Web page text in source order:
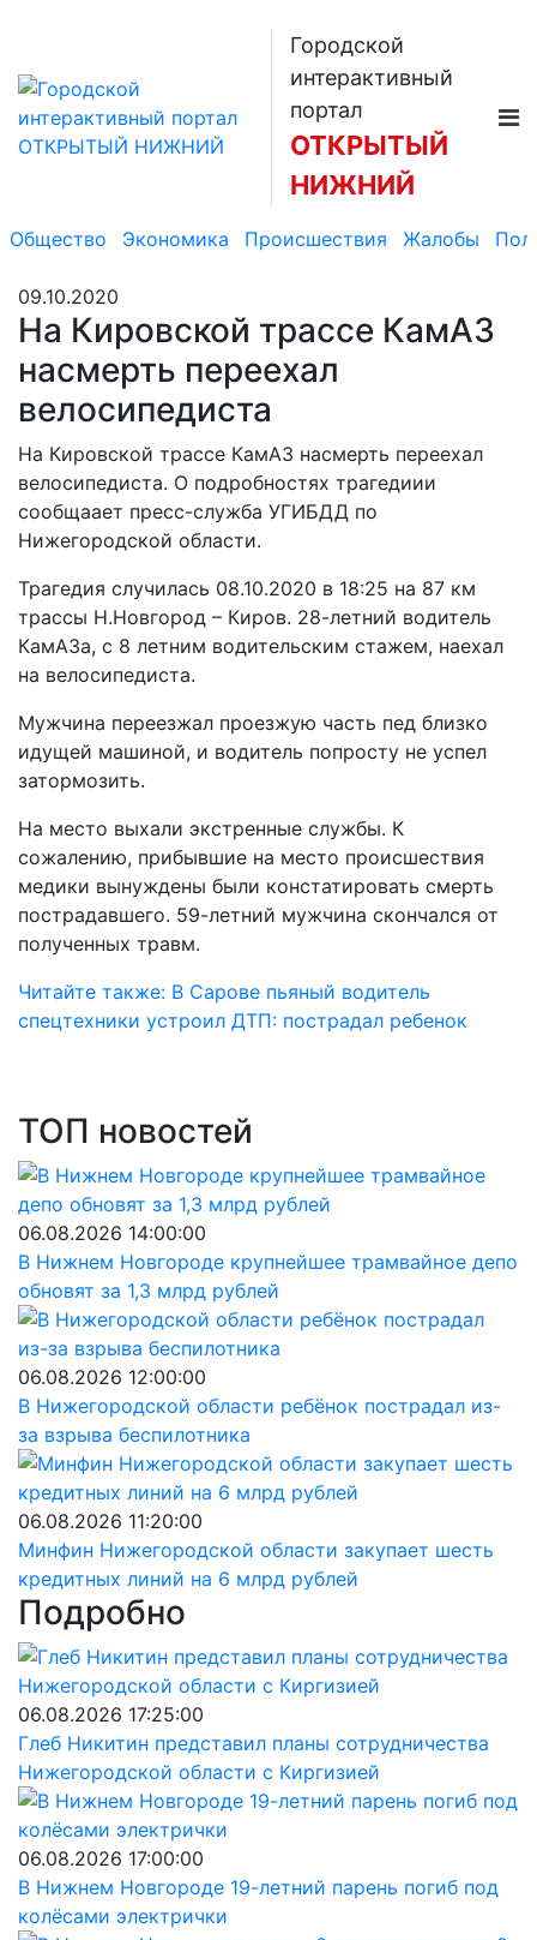
Городской
интерактивный
портал
ОТКРЫТЫЙ
НИЖНИЙ
Общество Экономика Происшествия Жалобы
09.10.2020
На Кировской трассе КамАЗ
насмерть переехал
велосипедиста
На Кировской трассе КамАЗ насмерть переехал
велосипедиста. О подробностях трагедиии
сообщаает пресс-служба УГИБДД по
Нижегородской области.
Трагедия случилась 08.10.2020 в 18:25 на 87 км
трассы Н.Новгород – Киров. 28-летний водитель
КамАЗа, с 8 летним водительским стажем, наехал
на велосипедиста.
Мужчина переезжал проезжую часть пед близко
идущей машиной, и водитель попросту не успел
затормозить.
На место выхали экстренные службы. К
сожалению, прибывшие на место происшествия
медики вынуждены были констатировать смерть
пострадавшего. 59-летний мужчина скончался от
полученных травм.
Читайте также: В Сарове пьяный водитель
спецтехники устроил ДТП: пострадал ребенок
ТОП новостей
06.08.2026 14:00:00
В Нижнем Новгороде крупнейшее трамвайное депо
обновят за 1,3 млрд рублей
06.08.2026 12:00:00
В Нижегородской области ребёнок пострадал из-
за взрыва беспилотника
06.08.2026 11:20:00
Минфин Нижегородской области закупает шесть
кредитных линий на 6 млрд рублей
Подробно
06.08.2026 17:25:00
Глеб Никитин представил планы сотрудничества
Нижегородской области с Киргизией
06.08.2026 17:00:00
В Нижнем Новгороде 19-летний парень погиб под
колёсами электрички